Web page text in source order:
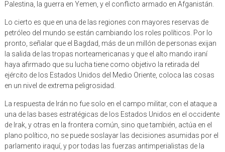
Palestina, la guerra en Yemen, y el conflicto armado en Afganistán.
Lo cierto es que en una de las regiones con mayores reservas de
petróleo del mundo se están cambiando los roles políticos. Por lo
pronto, señalar que el Bagdad, más de un millón de personas exijan
la salida de las tropas norteamericanas y que el alto mando iraní
haya afirmado que su lucha tiene como objetivo la retirada del
ejército de los Estados Unidos del Medio Oriente, coloca las cosas
en un nivel de extrema peligrosidad.
La respuesta de Irán no fue solo en el campo militar, con el ataque a
una de las bases estratégicas de los Estados Unidos en el occidente
de Irak, y otras en la frontera común, sino que también, actúa en el
plano político, no se puede soslayar las decisiones asumidas por el
parlamento iraquí, y por todas las fuerzas antimperialistas de la